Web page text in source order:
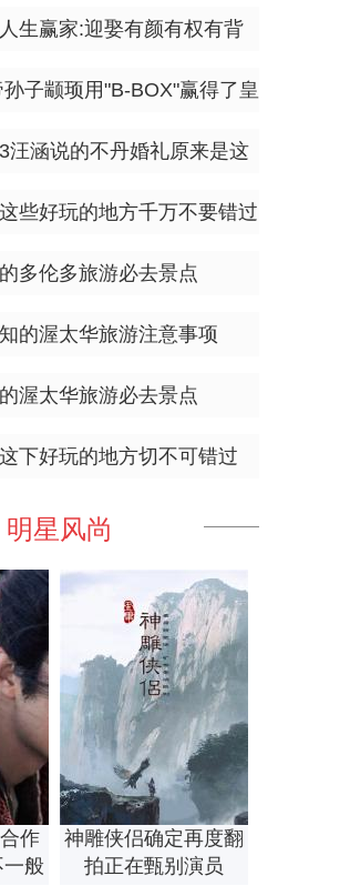
生赢家:迎娶有颜有权有背
子颛顼用"B-BOX"赢得了皇
汪涵说的不丹婚礼原来是这
些好玩的地方千万不要错过
多伦多旅游必去景点
的渥太华旅游注意事项
渥太华旅游必去景点
下好玩的地方切不可错过
明星风尚
作
般
神雕侠侣确定再度翻
拍正在甄别演员